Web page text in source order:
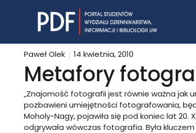
Paweł Olek 14 kwietnia, 2010
Metafory
„Znajomość fotografii jest równie ważna jak
pozbawieni umiejętności fotografowania,
Moholy-Nagy, pojawiła się pod koniec lat
odgrywała wówczas fotografia. Była